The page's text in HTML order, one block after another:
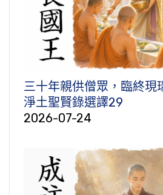
三十年親供僧眾，臨終現
淨土聖賢錄選譯29
2026-07-24